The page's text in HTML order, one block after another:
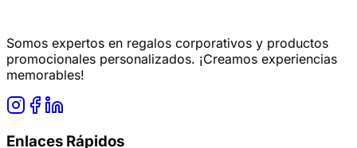
Somos expertos en regalos corporativos y productos
promocionales personalizados. ¡Creamos experiencias
memorables!
Enlaces Rápidos